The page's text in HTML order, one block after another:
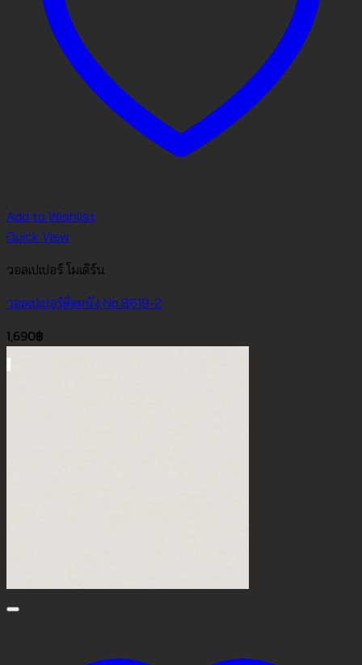
Add to Wishlist
Quick View
วอลเปเปอร์ โมเดิร์น
วอลเปเปอร์ติดผนัง No.8619-2
1,690฿